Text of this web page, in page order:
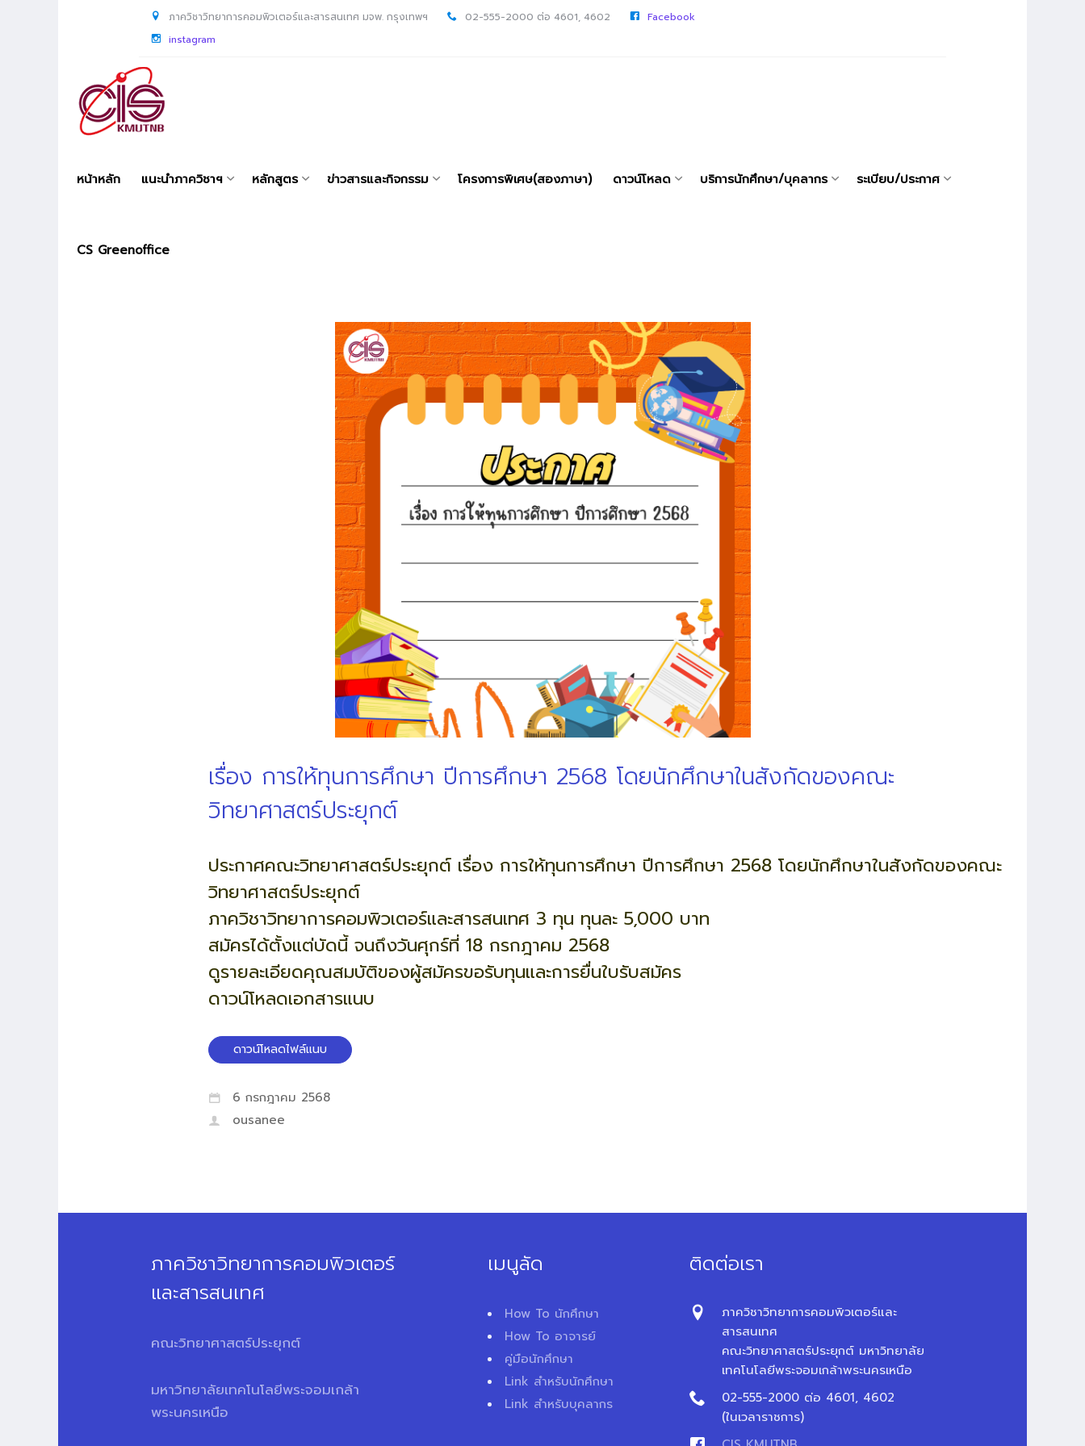
ภาควิชาวิทยาการคอมพิวเตอร์และสารสนเทศ มจพ. กรุงเทพฯ 02-555-2000 ต่อ 4601, 4602
Facebook
instagram
หน้าหลัก แนะนำภาควิชาฯ หลักสูตร ข่าวสารและกิจกรรม โครงการพิเศษ(สองภาษา) ดาวน์โหลด บริการนักศึกษา/บุคลากร ระเบียบ/ประกาศ
CS Greenoffice
เรื่อง การให้ทุนการศึกษา ปีการศึกษา 2568 โดยนักศึกษาในสังกัดของคณะ
วิทยาศาสตร์ประยุกต์
ประกาศคณะวิทยาศาสตร์ประยุกต์ เรื่อง การให้ทุนการศึกษา ปีการศึกษา 2568 โดยนักศึกษาในสังกัดของคณะ
วิทยาศาสตร์ประยุกต์
ภาควิชาวิทยาการคอมพิวเตอร์และสารสนเทศ 3 ทุน ทุนละ 5,000 บาท
สมัครได้ตั้งแต่บัดนี้ จนถึงวันศุกร์ที่ 18 กรกฎาคม 2568
ดูรายละเอียดคุณสมบัติของผู้สมัครขอรับทุนและการยื่นใบรับสมัคร
ดาวน์โหลดเอกสารแนบ
ดาวน์โหลดไฟล์แนบ
6 กรกฎาคม 2568
ousanee
ภาควิชาวิทยาการคอมพิวเตอร์
และสารสนเทศ
คณะวิทยาศาสตร์ประยุกต์
มหาวิทยาลัยเทคโนโลยีพระจอมเกล้า
พระนครเหนือ
เมนูลัด
How To นักศึกษา
How To อาจารย์
คู่มือนักศึกษา
Link สำหรับนักศึกษา
Link สำหรับบุคลากร
ติดต่อเรา
ภาควิชาวิทยาการคอมพิวเตอร์และ
สารสนเทศ
คณะวิทยาศาสตร์ประยุกต์ มหาวิทยาลัย
เทคโนโลยีพระจอมเกล้าพระนครเหนือ
02-555-2000 ต่อ 4601, 4602
(ในเวลาราชการ)